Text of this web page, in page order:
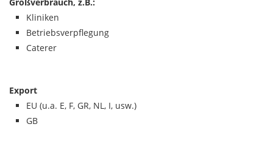
Kliniken
Betriebsverpflegung
Caterer
Export
EU (u.a. E, F, GR, NL, I, usw.)
GB